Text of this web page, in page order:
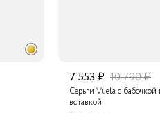
7 553 ₽ 10 790 ₽
Серьги Vuela с
вставкой